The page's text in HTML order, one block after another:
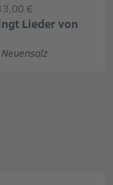
€
Lieder von
Neuensalz